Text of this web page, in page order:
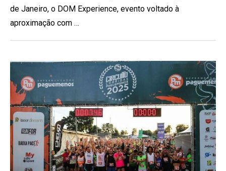
de Janeiro, o DOM Experience, evento voltado à
aproximação com …